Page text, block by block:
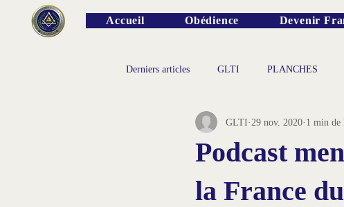
Accueil Obédience Devenir
Derniers articles GLTI PLANCHES
PERSONNALITES
Podcast
la France
GLTI 29 nov. 2020 1 min de